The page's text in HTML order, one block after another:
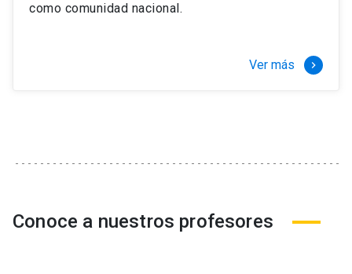
como comunidad nacional.
Ver más keyboard_arrow_right
Conoce a nuestros profesores